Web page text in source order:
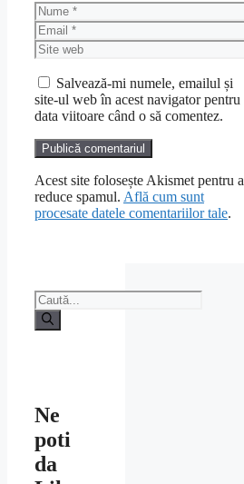
Nume
Email
Site
web
Salvează-mi numele, emailul și
site-ul web în acest navigator pentru
data viitoare când o să comentez.
Acest site folosește Akismet pentru a
reduce spamul. Află cum sunt
procesate datele comentariilor tale.
Caută
după:
Ne
poti
da